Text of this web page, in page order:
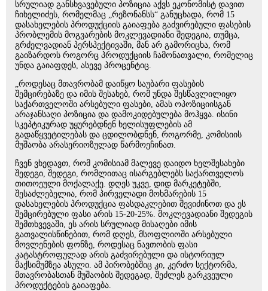
სრულიად განსხვავებული პოზიცია აქვს ეკონომისტ დავით
ჩიხელიძეს, რომელმაც „რეზონანსს“ განუცხადა, რომ 15
დასახელების პროდუქციის გაიაფება გაძვირებული ფასების
პრობლემის მოგვარების მოკლევადიანი შედეგია, თუმცა,
გრძელვადიან პერსპექტივაში, მან არ გამორიცხა, რომ
გაიზარდოს როგორც პროდუქციის ჩამონათვალი, რომელიც
უნდა გაიაფდეს, ასევე პროცენტიც.
„როდესაც მთავრობამ დაიწყო საუბარი ფასების
შემცირებაზე და იმის შესახებ, რომ უნდა შესწავლილიყო
საქართველოში არსებული ფასები, ამას ოპოზიციისგან
არაჯანსაღი პოზიცია და დამოკიდებულება მოჰყვა. ისინი
სკეპტიკურად უყურებდნენ ხელისუფლების ამ
გადაწყვეტილებას და ცდილობდნენ, როგორმე, კომისიის
მუშაობა არასერიოზულად წარმოეჩინათ.
ჩვენ ვხედავთ, რომ კომისიამ მალევე დაიდო ხელშესახები
შედეგი, შედეგი, რომლითაც ისარგებლებს საქართველოს
თითოეული მოქალაქე. დღეს უკვე, დიდ მარკეტებში,
შესაძლებელია, რომ პირველადი მოხმარების 15
დასახელების პროდუქცია ფასდაკლებით შევიძინოთ და ეს
შემცირებული ფასი არის 15-20-25%. მოკლევადიანი შედეგის
შემთხვევაში, ეს არის სრულიად მისაღები იმის
გათვალისწინებით, რომ დღეს, მსოფლიოში არსებული
მოვლენების ფონზე, როდესაც ნავთობის ფასი
კატასტროფულად არის გაძვირებული და ისტორიულ
მაქსიმუმზეა ასული. ამ პირობებშიც კი, კერძო სექტორმა,
მთავრობასთან მუშაობის შედეგად, შეძლეს გარკვეული
პროდუქტების გაიაფება.